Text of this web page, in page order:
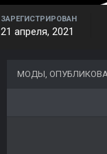
ЗАРЕГИСТРИРОВАН
21 апреля, 2021
МОДЫ,